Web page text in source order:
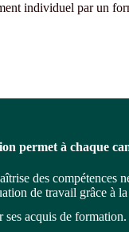
individuel par un
permet à chaque
des compétences
de travail grâce à
ses acquis de formation.